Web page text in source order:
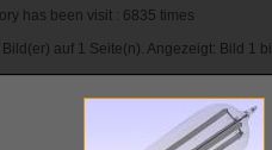
has been visit : 6835 times
auf 1 Seite(n). Angezeigt: Bild 1